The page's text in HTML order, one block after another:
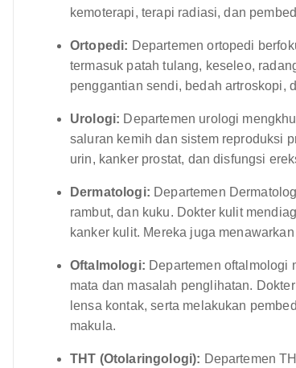
kemoterapi, terapi radiasi, dan
Ortopedi: Departemen ortopedi
termasuk patah tulang, keseleo,
penggantian sendi, bedah artroskopi,
Urologi: Departemen urologi
saluran kemih dan sistem reproduksi
urin, kanker prostat, dan disfungsi
Dermatologi: Departemen
rambut, dan kuku. Dokter kulit
kanker kulit. Mereka juga
Oftalmologi: Departemen oftalmologi
mata dan masalah penglihatan.
lensa kontak, serta melakukan
makula.
THT (Otolaringologi): Departemen